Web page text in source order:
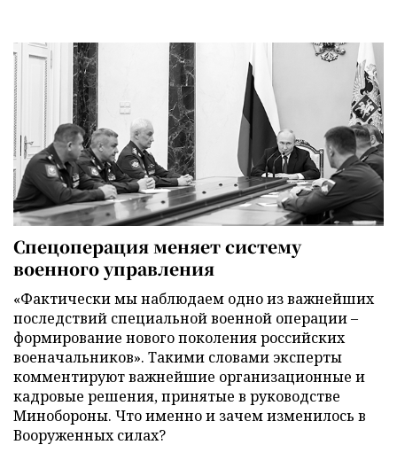
Спецоперация меняет систему
военного управления
«Фактически мы наблюдаем одно из важнейших
последствий специальной военной операции –
формирование нового поколения российских
военачальников». Такими словами эксперты
комментируют важнейшие организационные и
кадровые решения, принятые в руководстве
Минобороны. Что именно и зачем изменилось в
Вооруженных силах?